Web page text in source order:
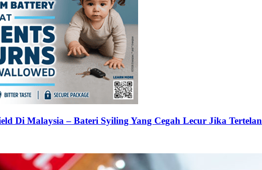
Di Malaysia – Bateri Syiling Yang Cegah Lecur Jika Tertelan